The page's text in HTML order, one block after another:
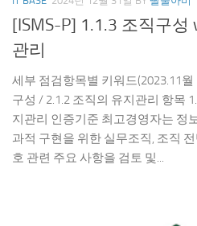
[ISMS-P] 1.1.3 조직구성
관리
세부 점검항목별 키워드(2023.11월
구성 / 2.1.2 조직의 유지관리 항목
지관리 인증기준 최고경영자는 정
과적 구현을 위한 실무조직, 조직
호 관련 주요 사항을 검토 및...